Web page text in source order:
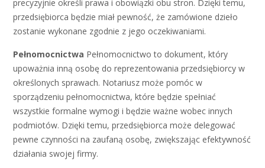
precyzyjnie określi prawa i obowiązki obu stron. Dzięki temu,
przedsiębiorca będzie miał pewność, że zamówione dzieło
zostanie wykonane zgodnie z jego oczekiwaniami.
Pełnomocnictwa Pełnomocnictwo to dokument, który
upoważnia inną osobę do reprezentowania przedsiębiorcy w
określonych sprawach. Notariusz może pomóc w
sporządzeniu pełnomocnictwa, które będzie spełniać
wszystkie formalne wymogi i będzie ważne wobec innych
podmiotów. Dzięki temu, przedsiębiorca może delegować
pewne czynności na zaufaną osobę, zwiększając efektywność
działania swojej firmy.